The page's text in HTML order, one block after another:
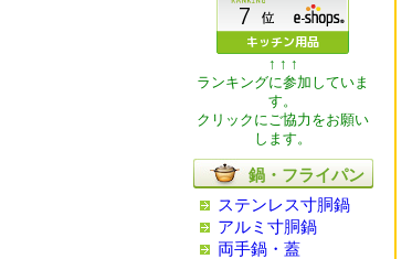
↑ ↑ ↑
ランキングに参加していま
す。
クリックにご協力をお願い
します。
鍋・フライパン
ステンレス寸胴鍋
アルミ寸胴鍋
両手鍋・蓋